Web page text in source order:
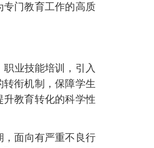
门教育工作的高质
业技能培训，引入
转衔机制，保障学生
升教育转化的科学性
，面向有严重不良行